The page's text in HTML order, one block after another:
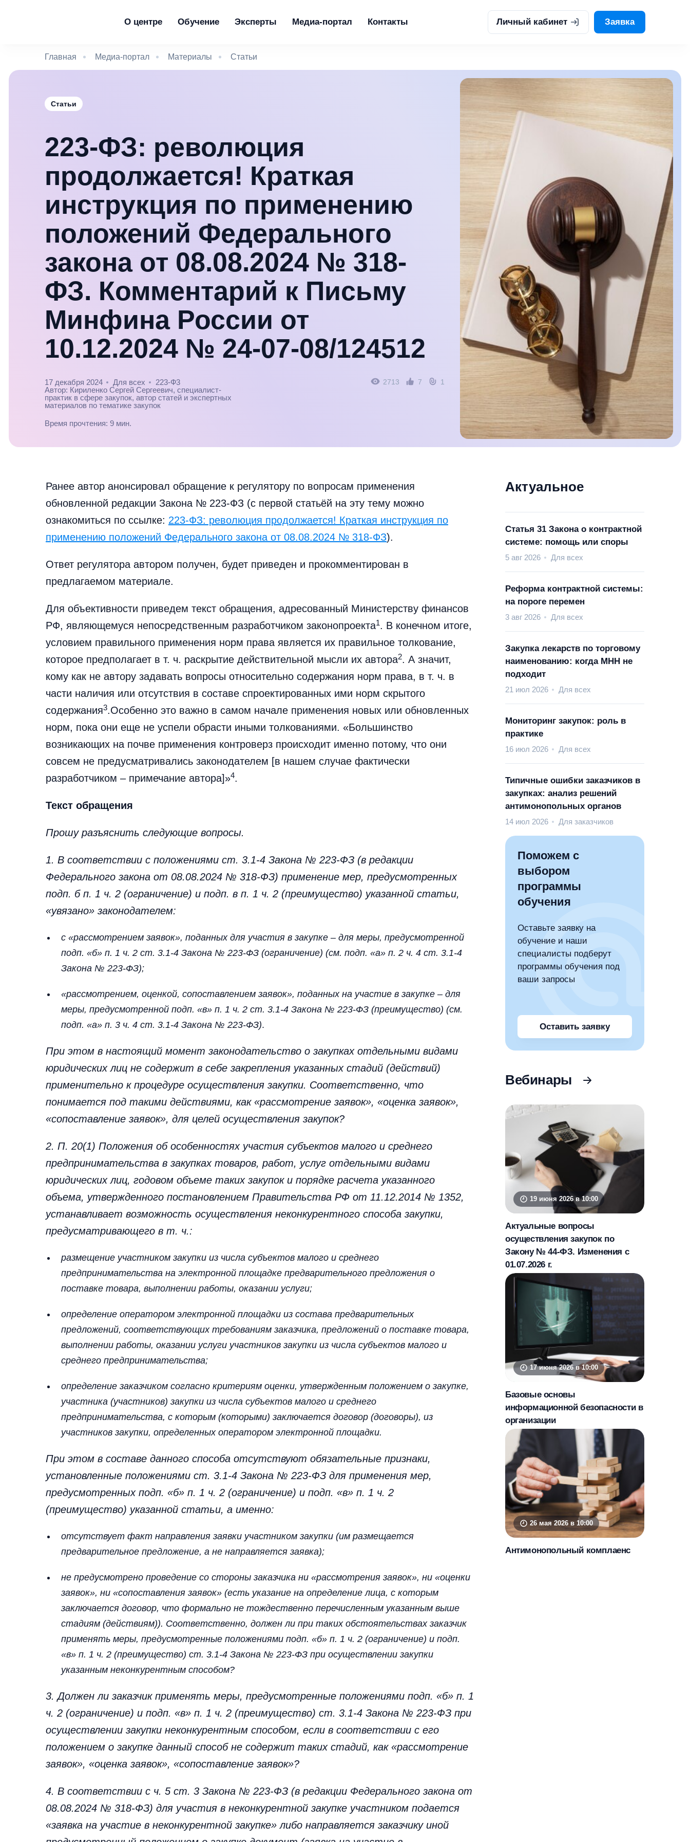
О центре Обучение Эксперты Медиа-портал Контакты Личный кабинет Заявка
Главная Медиа-портал Материалы Статьи
Статьи
223-ФЗ: революция
продолжается! Краткая
инструкция по применению
положений Федерального
закона от 08.08.2024 № 318-
ФЗ. Комментарий к Письму
Минфина России от
10.12.2024 № 24-07-08/124512
17 декабря 2024 Для всех
223-Ф3
Автор: Кириленко Сергей Сергеевич, специалист-
практик в сфере закупок, автор статей и экспертных
материалов по тематике закупок
2713 7 1
Время прочтения: 9 мин.
Ранее автор анонсировал обращение к регулятору по вопросам применения
обновленной редакции Закона № 223-ФЗ (с первой статьёй на эту тему можно
ознакомиться по ссылке: 223-ФЗ: революция продолжается! Краткая инструкция по
применению положений Федерального закона от 08.08.2024 № 318-ФЗ).
Ответ регулятора автором получен, будет приведен и прокомментирован в
предлагаемом материале.
Для объективности приведем текст обращения, адресованный Министерству финансов
РФ, являющемуся непосредственным разработчиком законопроекта1. В конечном итоге,
условием правильного применения норм права является их правильное толкование,
которое предполагает в т. ч. раскрытие действительной мысли их автора2. А значит,
кому как не автору задавать вопросы относительно содержания норм права, в т. ч. в
части наличия или отсутствия в составе спроектированных ими норм скрытого
содержания3.Особенно это важно в самом начале применения новых или обновленных
норм, пока они еще не успели обрасти иными толкованиями. «Большинство
возникающих на почве применения контроверз происходит именно потому, что они
совсем не предусматривались законодателем [в нашем случае фактически
разработчиком – примечание автора]»4.
Текст обращения
Прошу разъяснить следующие вопросы.
1. В соответствии с положениями ст. 3.1-4 Закона № 223-ФЗ (в редакции
Федерального закона от 08.08.2024 № 318-ФЗ) применение мер, предусмотренных
подп. б п. 1 ч. 2 (ограничение) и подп. в п. 1 ч. 2 (преимущество) указанной статьи,
«увязано» законодателем:
с «рассмотрением заявок», поданных для участия в закупке – для меры, предусмотренной
подп. «б» п. 1 ч. 2 ст. 3.1-4 Закона № 223-ФЗ (ограничение) (см. подп. «а» п. 2 ч. 4 ст. 3.1-4
Закона № 223-ФЗ);
«рассмотрением, оценкой, сопоставлением заявок», поданных на участие в закупке – для
меры, предусмотренной подп. «в» п. 1 ч. 2 ст. 3.1-4 Закона № 223-ФЗ (преимущество) (см.
подп. «а» п. 3 ч. 4 ст. 3.1-4 Закона № 223-ФЗ).
При этом в настоящий момент законодательство о закупках отдельными видами
юридических лиц не содержит в себе закрепления указанных стадий (действий)
применительно к процедуре осуществления закупки. Соответственно, что
понимается под такими действиями, как «рассмотрение заявок», «оценка заявок»,
«сопоставление заявок», для целей осуществления закупок?
2. П. 20(1) Положения об особенностях участия субъектов малого и среднего
предпринимательства в закупках товаров, работ, услуг отдельными видами
юридических лиц, годовом объеме таких закупок и порядке расчета указанного
объема, утвержденного постановлением Правительства РФ от 11.12.2014 № 1352,
устанавливает возможность осуществления неконкурентного способа закупки,
предусматривающего в т. ч.:
размещение участником закупки из числа субъектов малого и среднего
предпринимательства на электронной площадке предварительного предложения о
поставке товара, выполнении работы, оказании услуги;
определение оператором электронной площадки из состава предварительных
предложений, соответствующих требованиям заказчика, предложений о поставке товара,
выполнении работы, оказании услуги участников закупки из числа субъектов малого и
среднего предпринимательства;
определение заказчиком согласно критериям оценки, утвержденным положением о закупке,
участника (участников) закупки из числа субъектов малого и среднего
предпринимательства, с которым (которыми) заключается договор (договоры), из
участников закупки, определенных оператором электронной площадки.
При этом в составе данного способа отсутствуют обязательные признаки,
установленные положениями ст. 3.1-4 Закона № 223-ФЗ для применения мер,
предусмотренных подп. «б» п. 1 ч. 2 (ограничение) и подп. «в» п. 1 ч. 2
(преимущество) указанной статьи, а именно:
отсутствует факт направления заявки участником закупки (им размещается
предварительное предложение, а не направляется заявка);
не предусмотрено проведение со стороны заказчика ни «рассмотрения заявок», ни «оценки
заявок», ни «сопоставления заявок» (есть указание на определение лица, с которым
заключается договор, что формально не тождественно перечисленным указанным выше
стадиям (действиям)). Соответственно, должен ли при таких обстоятельствах заказчик
применять меры, предусмотренные положениями подп. «б» п. 1 ч. 2 (ограничение) и подп.
«в» п. 1 ч. 2 (преимущество) ст. 3.1-4 Закона № 223-ФЗ при осуществлении закупки
указанным неконкурентным способом?
3. Должен ли заказчик применять меры, предусмотренные положениями подп. «б» п. 1
ч. 2 (ограничение) и подп. «в» п. 1 ч. 2 (преимущество) ст. 3.1-4 Закона № 223-ФЗ при
осуществлении закупки неконкурентным способом, если в соответствии с его
положением о закупке данный способ не содержит таких стадий, как «рассмотрение
заявок», «оценка заявок», «сопоставление заявок»?
4. В соответствии с ч. 5 ст. 3 Закона № 223-ФЗ (в редакции Федерального закона от
08.08.2024 № 318-ФЗ) для участия в неконкурентной закупке участником подается
«заявка на участие в неконкурентной закупке» либо направляется заказчику иной
Актуальное
Статья 31 Закона о контрактной
системе: помощь или споры
5 авг 2026 Для всех
Реформа контрактной системы:
на пороге перемен
3 авг 2026 Для всех
Закупка лекарств по торговому
наименованию: когда МНН не
подходит
21 июл 2026 Для всех
Мониторинг закупок: роль в
практике
16 июл 2026 Для всех
Типичные ошибки заказчиков в
закупках: анализ решений
антимонопольных органов
14 июл 2026 Для заказчиков
Поможем с
выбором
программы
обучения
Оставьте заявку на
обучение и наши
специалисты подберут
программы обучения под
ваши запросы
Оставить заявку
Вебинары
19 июня 2026 в 10:00
Актуальные вопросы
осуществления закупок по
Закону № 44-ФЗ. Изменения с
01.07.2026 г.
17 июня 2026 в 10:00
Базовые основы
информационной безопасности в
организации
26 мая 2026 в 10:00
Антимонопольный комплаенс